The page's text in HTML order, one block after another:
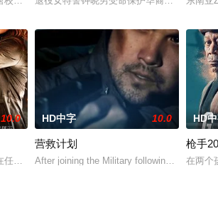
于失控状态，请求支援！！！
10.0
务中认识了无国界医生大卫并隐瞒身份与之结婚
HD中字 10.0
营救计划
After joining the Military following the death
HD
枪手
在两个